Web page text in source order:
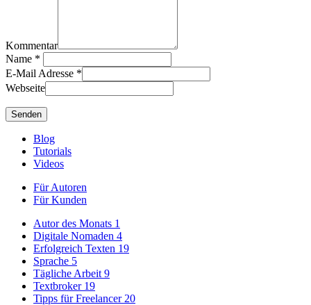
Kommentar
Name *
E-Mail Adresse *
Webseite
Blog
Tutorials
Videos
Für Autoren
Für Kunden
Autor des Monats 1
Digitale Nomaden 4
Erfolgreich Texten 19
Sprache 5
Tägliche Arbeit 9
Textbroker 19
Tipps für Freelancer 20